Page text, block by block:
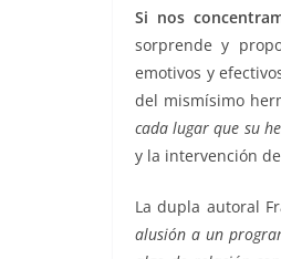
Si nos
sorprende y
emotivos y
del mismísimo
cada lugar que su
y la intervención
La dupla autoral
alusión a un